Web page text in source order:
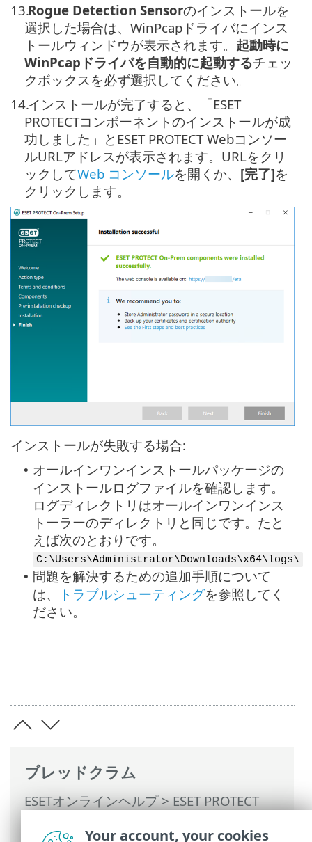
ブレッドクラム
ESETオンラインヘルプ>ESET PROTECT
オールインワンインストール> ESET
13.Rogue Detection Sensorのインストールを
選択した場合は、WinPcapドライバにインス
トールウィンドウが表示されます。 起動時に
WinPcapドライバを自動的に起動するチェッ
クボックスを必ず選択してください。
14.インストールが完了すると、「ESET
PROTECTコンポーネントのインストールが成
功しました」とESET PROTECT Webコンソー
ルURLアドレスが表示されます。URLをクリ
ックしてWeb コンソールを開くか、 [完了]を
クリックします。
インストールが失敗する場合:
• オールインワンインストールパッケージの
インストールログファイルを確認します。
ログディレクトリはオールインワンインス
トーラーのディレクトリと同じです。たと
えば次のとおりです。
C:\Users\Administrator\Downloads\x64\logs\
• 問題を解決するための追加手順について
は、
トラブルシューティングを参照してく
ださい。
Your account, your cookies